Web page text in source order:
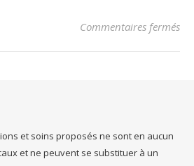
Commentaires fermés
et soins proposés ne sont en aucun
et ne peuvent se substituer à un